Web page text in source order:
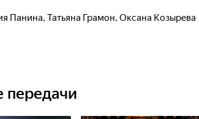
Панина, Татьяна Грамон, Оксана Козырева
передачи